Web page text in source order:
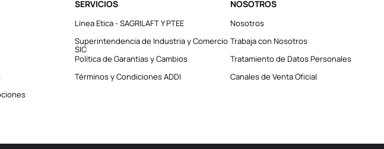
SERVICIOS
Línea Etica - SAGRILAFT Y PTEE
Superintendencia de Industria y Comercio
SIC
Política de Garantías y Cambios
Términos y Condiciones ADDI
NOSOTROS
Nosotros
Trabaja con Nosotros
Tratamiento de Datos Personales
Canales de Venta Oficial